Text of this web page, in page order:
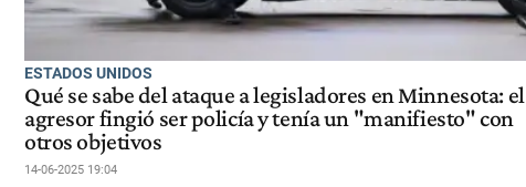
ESTADOS UNIDOS
Qué se sabe del ataque a legisladores en Minnesota: el
agresor fingió ser policía y tenía un "manifiesto" con
otros objetivos
14-06-2025 19:04